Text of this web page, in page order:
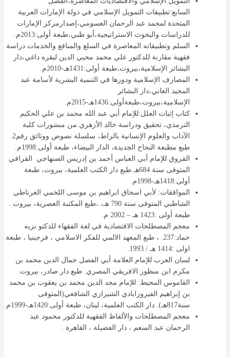
السابع:تطبيقات التمويل الإسلامي في دولة الإمارات العربية
المتحدة لمحمد عبد الرحمان العسومي،إصدارمركز الإمارات
للدراسات والبحوث الاستراتيجية،أبو ظبي،طبعة أولى:2013م.
السلم وتطبيقاته المعاصرة في السلع والمنافع والخدمات دراسة
فقهية مقارنة للدكتور علي محمد محيي الدين لبقره داغي،دار
البشائر الإسلامية،بيروت،طبعة أولى:1431هـ-2010م.
المصارف الإسلامية ودورها في التنمية البشرية لأسامة عبد
المجيد العاني،دار البشائر
الإسلامية،بيروت،طبعةأولى:1436هـ-2015م.
كتاب إثبات العلل:للإمام أبي عبد الله محمد بن علي الحكيم
الترمذي، تحقيق ودراسة خالد الأزهري.من منشورات كلية
طبع مطبعة النجاح الجديدة، الدار البيضاء، طبعة أولى:1998م.
الفروق للإمام أبي العباس أحمد بن إدريس الصنهاجي القرافي
المتوفى سنة 684هـ طبع دار الكتب العلمية، بيروت، طبعة
أولى:1418هـ-1998م.
الموافقات: لأبي اسحاق ابراهيم بن موسى اللخمي الغرناطي
الشاطبي المتوفى سنة 790 هـ، ،طبع المكتبة العصرية، بيروت .
طبعة أولى :1423 هـ – 2002 م.
معجم المصطلحات الاقتصادية في لغة الفقهاء للدكتو نزيه
حماد:237. ، طبع المعهد الالمي للفكر الاسلامي ، فرجينيا ، طبعة
اولى :1414 هـ / 1993.
لسان العرب للإمام العلامة أبي الفضل جمال الدين محمد بن
مكرم ابن منظور الافريقي المصري. طبع دار صادر، بيروت.
القاموس المحيط: للإمام مجد الدين محمد بن يعقوب بن محمد
بن إبراهيم الفيروزابادي الشيرازي الشافعي(المتوفى
سنة817هـ). دار الكتب العلمية، لبنان، طبعة أولى:1420هـ-1999م.
معجم المصطلحات والألفاظ الفقهية للدكتور محمود عبد
الرحمان عبد المنعم ، دار الفضيلة ، القاهرة .